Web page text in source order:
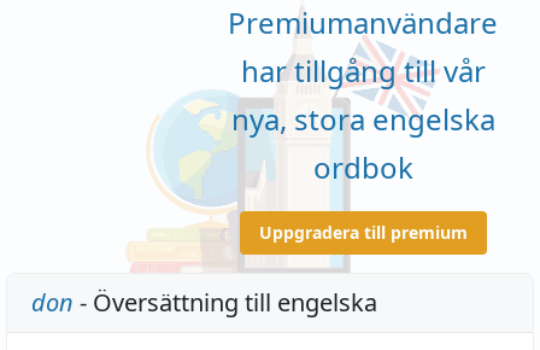
Premiumanvändare
har tillgång till vår
nya, stora engelska
ordbok
Uppgradera till premium
don - Översättning till engelska